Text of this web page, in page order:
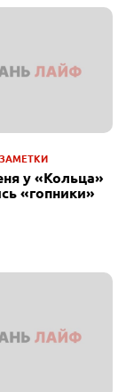
у «Кольца»
«гопники»